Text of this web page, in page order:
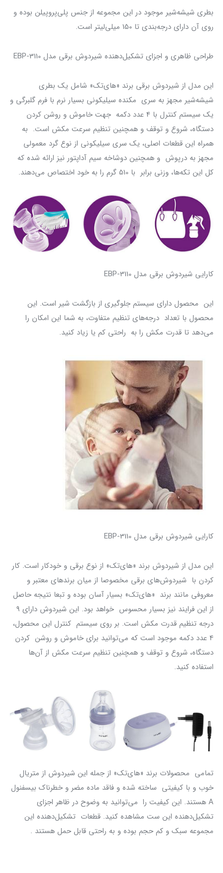
بطری شیشه‌شیر موجود در این مجموعه از جنس پلی‌پروپیلن بوده و
روی آن دارای درجه‌بندی تا 150 میلی‌لیتر است.
طراحی ظاهری و اجزای تشکیل‌دهنده شیردوش برقی مدل EBP-3110
این مدل از شیردوش برقی برند «های‌تک» شامل یک بطری
شیشه‌شیر مجهز به سری مکنده سیلیکونی بسیار نرم با فرم گلبرگی و
یک سیستم کنترل با 4 عدد دکمه جهت خاموش و روشن کردن
دستگاه،‌ شروع و توقف و همچنین تنظیم سرعت مکش است. به
همراه این قطعات اصلی، یک سری سیلیکونی از نوع گرد معمولی
مجهز به درپوش و همچنین دوشاخه سیم آداپتور نیز ارائه شده که
کل این تکه‌ها،‌ وزنی برابر با 510 گرم را به خود اختصاص می‌دهند.
کارایی شیردوش برقی مدل EBP-3110
این محصول دارای سیستم جلوگیری از بازگشت شیر است. این
محصول با تعداد درجه‌های تنظیم متفاوت، ‌به شما این امکان را
می‌دهد تا قدرت مکش را به راحتی کم یا زیاد کنید.
کارایی شیردوش برقی مدل EBP-3110
‌این مدل از شیردوش برند «های‌تک» از نوع برقی و خودکار است. کار
کردن با شیردوش‌های برقی مخصوصا از میان برندهای معتبر و
معروفی مانند برند «های‌تک» بسیار آسان بوده و تبعا نتیجه حاصل
از این فرایند نیز بسیار محسوس خواهد بود. این شیردوش دارای 9
درجه تنظیم قدرت مکش است. بر روی سیستم کنترل این محصول،‌
4 عدد دکمه موجود است که می‌توانید برای خاموش و روشن کردن
دستگاه، شروع و توقف و همچنین تنظیم سرعت مکش از آن‌ها
استفاده کنید.
تمامی محصولات برند «های‌تک» از جمله این شیردوش از متریال
خوب و با کیفیتی ساخته شده‌ و فاقد ماده مضر و خطرناک بیسفنول
A هستند. این کیفیت را می‌توانید به وضوح در ظاهر اجزای
تشکیل‌دهنده این ست مشاهده کنید. قطعات تشکیل‌دهنده این
مجموعه سبک و کم حجم بوده و به راحتی قابل حمل هستند .